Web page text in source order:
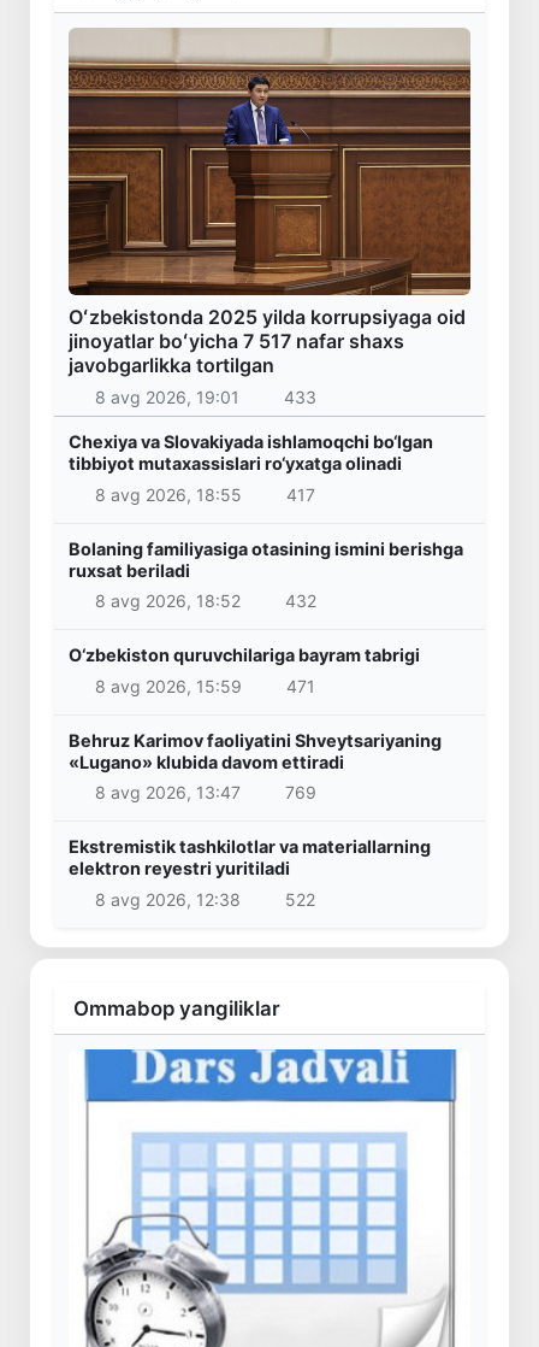
Oʻzbekistonda 2025 yilda korrupsiyaga oid
jinoyatlar boʻyicha 7 517 nafar shaxs
javobgarlikka tortilgan
8 avg 2026, 19:01 433
Chexiya va Slovakiyada ishlamoqchi bo‘lgan
tibbiyot mutaxassislari ro‘yxatga olinadi
8 avg 2026, 18:55
417
Bolaning familiyasiga otasining ismini berishga
ruxsat beriladi
8 avg 2026, 18:52
432
O‘zbekiston quruvchilariga bayram tabrigi
8 avg 2026, 15:59
471
Behruz Karimov faoliyatini Shveytsariyaning
«Lugano» klubida davom ettiradi
8 avg 2026, 13:47
769
Ekstremistik tashkilotlar va materiallarning
elektron reyestri yuritiladi
8 avg 2026, 12:38
522
Ommabop yangiliklar